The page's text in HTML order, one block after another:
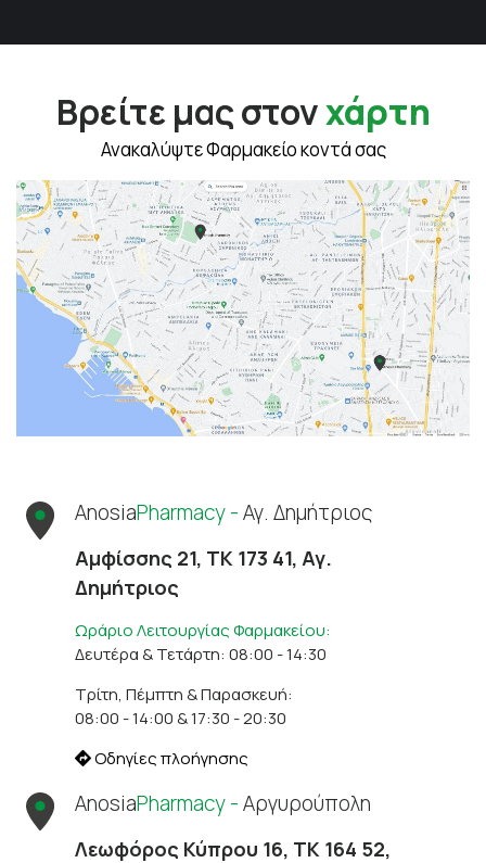
Βρείτε μας στονχάρτη
Ανακαλύψτε Φαρμακείο κοντά σας
AnosiaPharmacy -Αγ. Δημήτριος
Αμφίσσης 21, ΤΚ 173 41, Αγ.
Δημήτριος
Ωράριο Λειτουργίας Φαρμακείου:
Δευτέρα & Τετάρτη: 08:00 - 14:30
Τρίτη, Πέμπτη & Παρασκευή:
08:00 - 14:00 & 17:30 - 20:30
Οδηγίες πλοήγησης
AnosiaPharmacy -Αργυρούπολη
Λεωφόρος Κύπρου 16, ΤΚ 164 52,